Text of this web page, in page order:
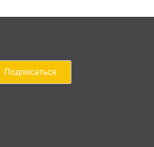
Подписаться